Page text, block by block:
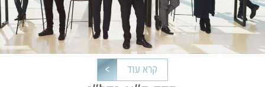
קרא עוד